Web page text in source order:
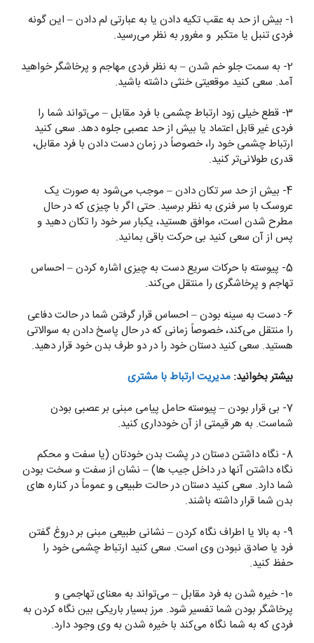
1- بیش از حد به عقب تکیه دادن یا به عبارتی لم دادن – این‌ گونه
فردی تنبل یا متکبر و مغرور به نظر می‌رسید.
2- به سمت جلو خم شدن – به نظر فردی مهاجم و پرخاشگر خواهید
آمد. سعی کنید موقعیتی خنثی داشته باشید.
3- قطع خیلی زود ارتباط چشمی با فرد مقابل – می‌تواند شما را
فردی غیر قابل اعتماد یا بیش از حد عصبی جلوه دهد. سعی کنید
ارتباط چشمی خود را، خصوصاً در زمان دست دادن با فرد مقابل،
قدری طولانی‌تر کنید.
4- بیش از حد سر تکان دادن – موجب می‌شود به صورت یک
عروسک با سر فنری به نظر برسید. حتی اگر با چیزی که در حال
مطرح شدن است، موافق هستید، یکبار سر خود را تکان دهید و
پس از آن سعی کنید بی حرکت باقی بمانید.
5- پیوسته با حرکات سریع دست به چیزی اشاره کردن – احساس
تهاجم و پرخاشگری را منتقل می‌کند.
6- دست به سینه بودن – احساس قرار گرفتن شما در حالت دفاعی
را منتقل می‌کند، خصوصاً زمانی که در حال پاسخ دادن به سوالاتی
هستید. سعی کنید دستان خود را در دو طرف بدن خود قرار دهید.
بیشتر بخوانید: مدیریت ارتباط با مشتری
7- بی قرار بودن – پیوسته حامل پیامی مبنی بر عصبی بودن
شماست. به هر قیمتی از آن خودداری کنید.
8- نگاه داشتن دستان در پشت بدن خودتان (یا سفت و محکم
نگاه داشتن آنها در داخل جیب ها) – نشان از سفت و سخت بودن
شما دارد. سعی کنید دستان در حالت طبیعی و عموماً در کناره های
بدن شما قرار داشته باشند.
9- به بالا یا اطراف نگاه کردن – نشانی طبیعی مبنی بر دروغ گفتن
فرد یا صادق نبودن وی است. سعی کنید ارتباط چشمی خود را
حفظ کنید.
10- خیره شدن به فرد مقابل – می‌تواند به معنای تهاجمی و
پرخاشگر بودن شما تفسیر شود. مرز بسیار باریکی بین نگاه کردن به
فردی که به شما نگاه می‌کند با خیره شدن به وی وجود دارد.